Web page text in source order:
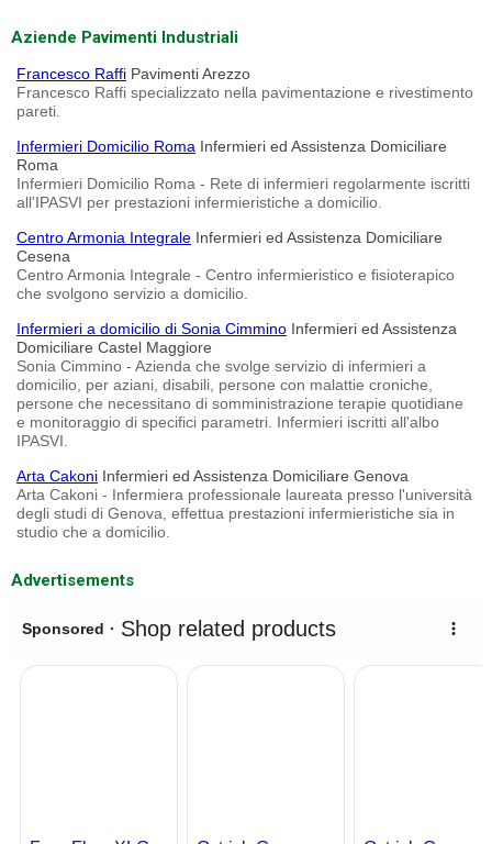
Aziende Pavimenti Industriali
Francesco Raffi Pavimenti Arezzo
Francesco Raffi specializzato nella pavimentazione e rivestimento
pareti.
Infermieri Domicilio Roma Infermieri ed Assistenza Domiciliare
Roma
Infermieri Domicilio Roma - Rete di infermieri regolarmente iscritti
all'IPASVI per prestazioni infermieristiche a domicilio.
Centro Armonia Integrale Infermieri ed Assistenza Domiciliare
Cesena
Centro Armonia Integrale - Centro infermieristico e fisioterapico
che svolgono servizio a domicilio.
Infermieri a domicilio di Sonia Cimmino Infermieri ed Assistenza
Domiciliare Castel Maggiore
Sonia Cimmino - Azienda che svolge servizio di infermieri a
domicilio, per aziani, disabili, persone con malattie croniche,
persone che necessitano di somministrazione terapie quotidiane
e monitoraggio di specifici parametri. Infermieri iscritti all'albo
IPASVI.
Arta Cakoni Infermieri ed Assistenza Domiciliare Genova
Arta Cakoni - Infermiera professionale laureata presso l'università
degli studi di Genova, effettua prestazioni infermieristiche sia in
studio che a domicilio.
Advertisements